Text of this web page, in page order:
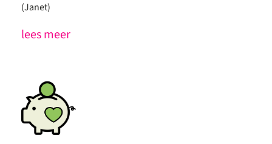
(Janet)
lees meer